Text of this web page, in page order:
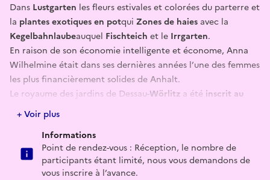
Dans Lustgarten les fleurs estivales et colorées du parterre et
la plantes exotiques en potqui Zones de haies avec la
Kegelbahnlaubeauquel Fischteich et le Irrgarten.
En raison de son économie intelligente et économe, Anna
Wilhelmine était dans ses dernières années l’une des femmes
les plus financièrement solides de Anhalt.
Le royaume des jardins de Dessau-Wörlitz a été inscrit au
patrimoine mondial
manifestations sont disponibles sur
(www.gartenreich.de)[de](www.gartenreich.de)
E-mail
+ Voir plus
Informations
Point de rendez-vous : Réception, le nombre de
participants étant limité, nous vous demandons de
vous inscrire à l’avance.